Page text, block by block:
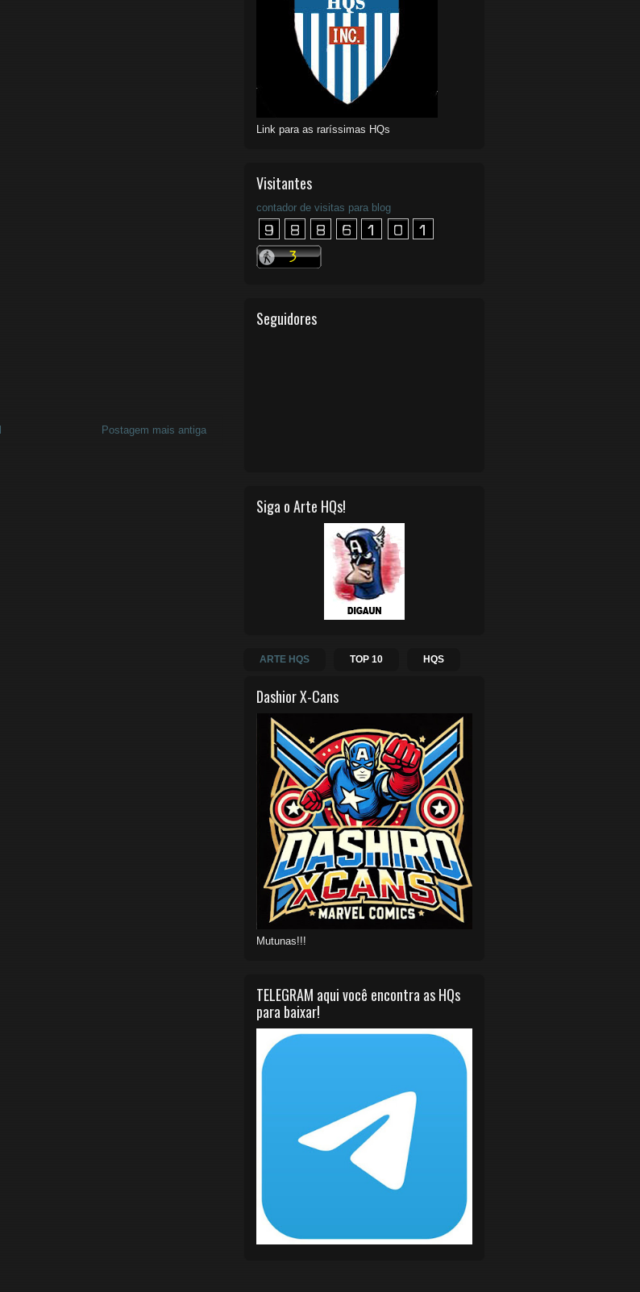
Postagem mais antiga
Link para as raríssimas HQs
Visitantes
contador de visitas para blog
Seguidores
Siga o Arte HQs!
ARTE HQS TOP 10 HQS
Dashior X-Cans
Mutunas!!!
TELEGRAM aqui você encontra as HQs
para baixar!